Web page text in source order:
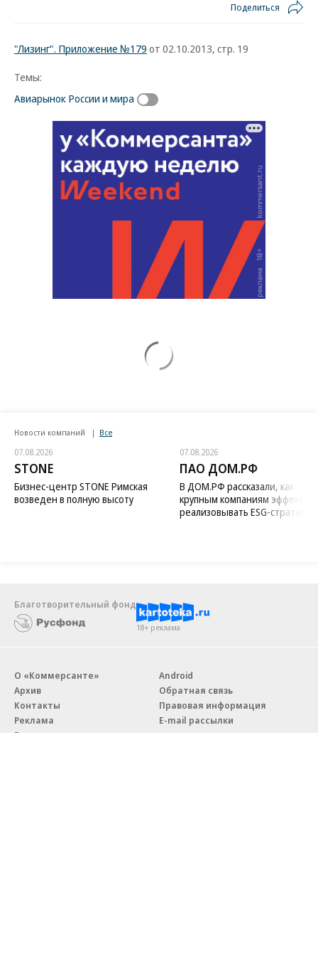
Поделиться
"Лизинг". Приложение №179 от 02.10.2013, стр. 19
Темы:
Авиарынок России и мира
Новости компаний Все
07.08.2026
STONE
Бизнес-центр STONE Римская
возведен в полную высоту
07.08.2026
ПАО ДОМ.РФ
В ДОМ.РФ рассказали, как
крупным компаниям
реализовывать ESG-стратегию
Благотворительный фонд
18+ реклама
О «Коммерсанте»
Архив
Контакты
Реклама
Вакансии
Android
Обратная связь
Правовая информация
E-mail рассылки